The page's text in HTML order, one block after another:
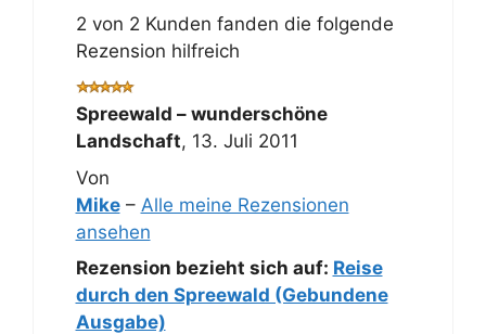
2 von 2 Kunden fanden die folgende
Rezension hilfreich
Spreewald – wunderschöne
Landschaft, 13. Juli 2011
Von
Mike– Alle meine Rezensionen
ansehen
Rezension bezieht sich auf: Reise
durch den Spreewald (Gebundene
Ausgabe)